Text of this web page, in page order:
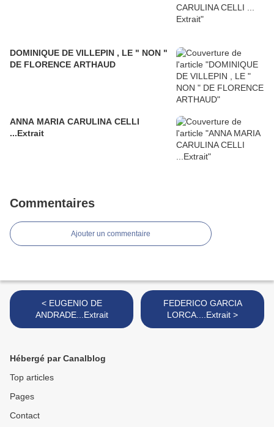
DOMINIQUE DE VILLEPIN , LE " NON "
DE FLORENCE ARTHAUD
ANNA MARIA CARULINA CELLI
...Extrait
Commentaires
Ajouter un commentaire
< EUGENIO DE
ANDRADE...Extrait
FEDERICO GARCIA
LORCA....Extrait >
Hébergé par Canalblog
Top articles
Pages
Contact